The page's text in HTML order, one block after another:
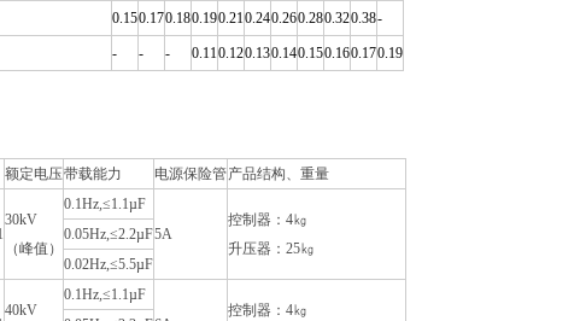
0.150.170.180.190.210.240.260.280.320.38-
- - - 0.110.120.130.140.150.160.170.19
额定电压带载能力 电源保险管产品结构、重量
30kV
（峰值）
0.1Hz,≤1.1µF
5A
控制器：4㎏
升压器：25㎏
0.05Hz,≤2.2µF
0.02Hz,≤5.5µF
40kV
0.1Hz,≤1.1µF
控制器：4㎏